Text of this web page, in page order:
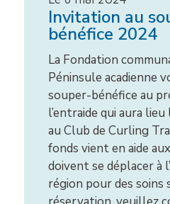
Invitation au
bénéfice 2024
La Fondation
Péninsule acadienne
souper-bénéfice au
l’entraide qui aura
au Club de Curling
fonds vient en aide
doivent se déplacer à
région pour des soins